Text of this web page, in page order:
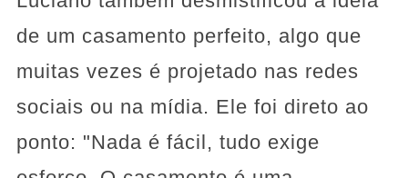
de um casamento perfeito, algo que
muitas vezes é projetado nas redes
sociais ou na mídia. Ele foi direto ao
ponto: "Nada é fácil, tudo exige